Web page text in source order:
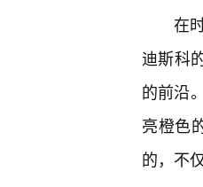
在
迪斯科
的前沿
亮橙色
的，不